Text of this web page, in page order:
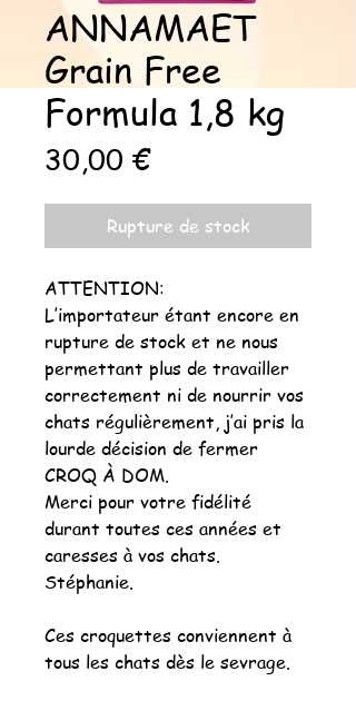
ANNAMAET
Grain Free
Formula 1,8 kg
30,00 €Prix
Rupture de stock
ATTENTION:
L’importateur étant encore en
rupture de stock et ne nous
permettant plus de travailler
correctement ni de nourrir vos
chats régulièrement, j’ai pris la
lourde décision de fermer
CROQ À DOM.
Merci pour votre fidélité
durant toutes ces années et
caresses à vos chats.
Stéphanie.
Ces croquettes conviennent à
tous les chats dès le sevrage.